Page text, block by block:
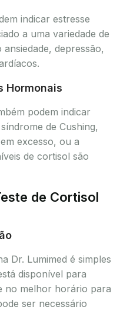
indicar estresse
a uma variedade de
depressão,
Hormonais
podem indicar
de Cushing,
excesso, ou a
de cortisol são
de Cortisol
Dr. Lumimed é simples
disponível para
no melhor horário para
ser necessário